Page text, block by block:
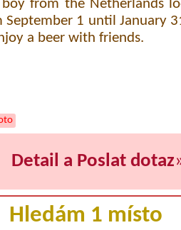
from the Netherlands
September 1 until January
a beer with friends.
Detail a Poslat dotaz
Hledám 1 místo